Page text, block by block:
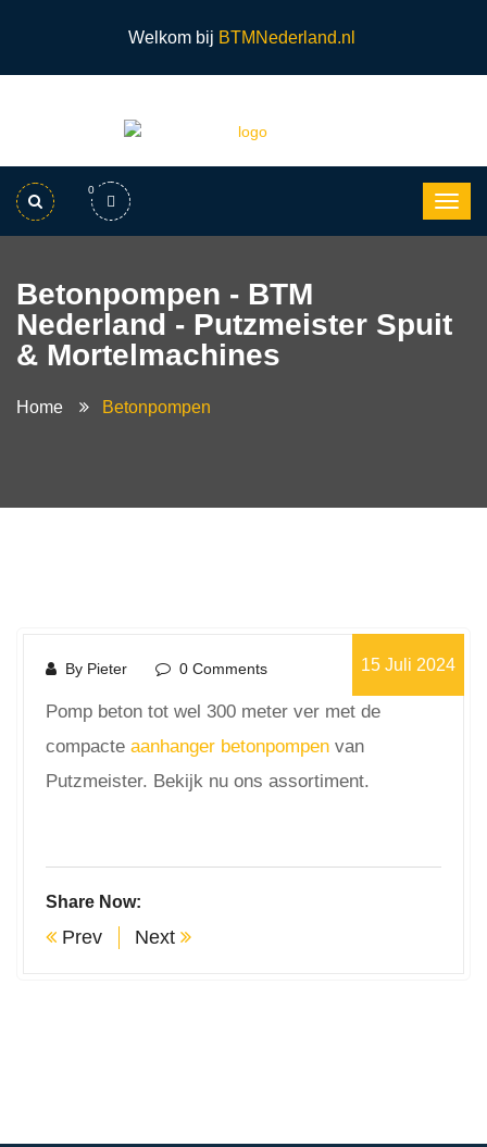
Welkom bij BTMNederland.nl
0
Betonpompen - BTM
Nederland - Putzmeister Spuit
& Mortelmachines
Home Betonpompen
15 Juli 2024
By Pieter 0 Comments
Pomp beton tot wel 300 meter ver met de
compacte aanhanger betonpompen van
Putzmeister. Bekijk nu ons assortiment.
Share Now:
Prev Next